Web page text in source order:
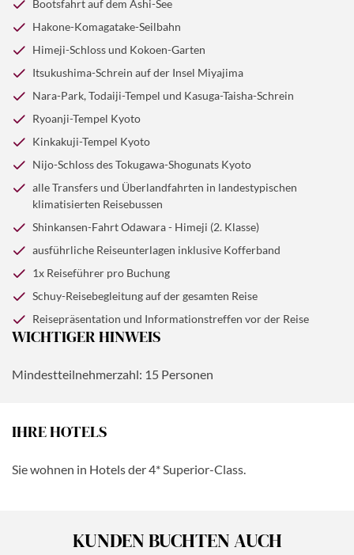
Bootsfahrt auf dem Ashi-See
Hakone-Komagatake-Seilbahn
Himeji-Schloss und Kokoen-Garten
Itsukushima-Schrein auf der Insel Miyajima
Nara-Park, Todaiji-Tempel und Kasuga-Taisha-Schrein
Ryoanji-Tempel Kyoto
Kinkakuji-Tempel Kyoto
Nijo-Schloss des Tokugawa-Shogunats Kyoto
alle Transfers und Überlandfahrten in landestypischen
klimatisierten Reisebussen
Shinkansen-Fahrt Odawara - Himeji (2. Klasse)
ausführliche Reiseunterlagen inklusive Kofferband
1x Reiseführer pro Buchung
Schuy-Reisebegleitung auf der gesamten Reise
Reisepräsentation und Informationstreffen vor der Reise
WICHTIGER HINWEIS
Mindestteilnehmerzahl: 15 Personen
IHRE HOTELS
Sie wohnen in Hotels der 4* Superior-Class.
KUNDEN BUCHTEN AUCH